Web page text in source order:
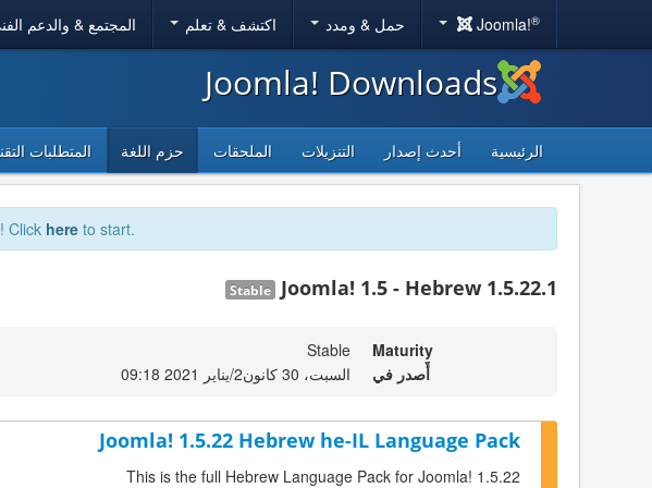
Joomla!® حمل & ومدد اكتشف & تعلم المجتمع & والدعم
Joomla! Downloads
الرئيسية أحدث إصدار التنزيلات الملحقات حزم اللغة المتطلبات
Click here to start.
Joomla! 1.5 - Hebrew 1.5.22.1
Stable
Maturity
Stable
أٌصدر في
السبت، 30 كانون2/يناير 2021 09:18
Joomla! 1.5.22 Hebrew he-IL Language Pack
This is the full Hebrew Language Pack for Joomla! 1.5.22